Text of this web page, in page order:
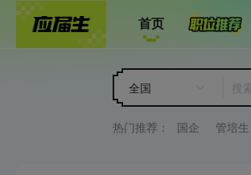
首页
全国
热门推荐： 国企 管培生